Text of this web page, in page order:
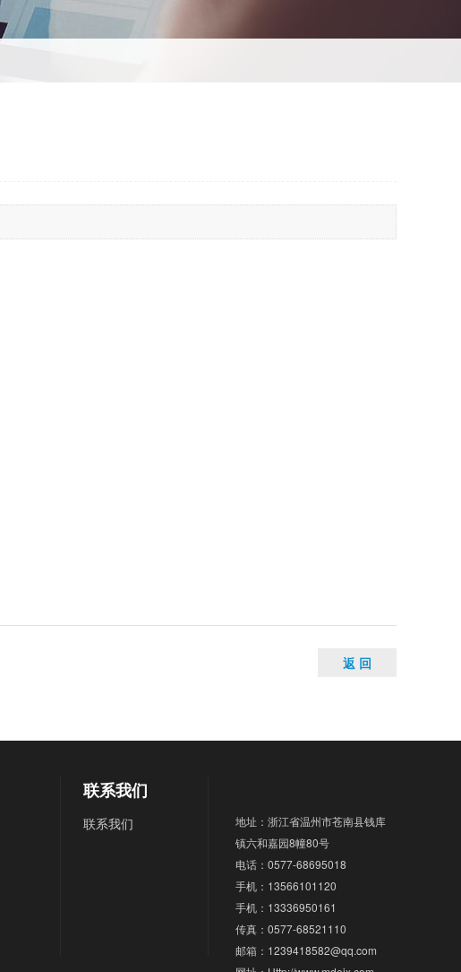
返 回
联系我们
联系我们
地址：浙江省温州市苍南县钱库
镇六和嘉园8幢80号
电话：0577-68695018
手机：13566101120
手机：13336950161
传真：0577-68521110
邮箱：1239418582@qq.com